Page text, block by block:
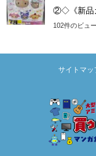
②◇《新品
102件のビュー
サイトマッ